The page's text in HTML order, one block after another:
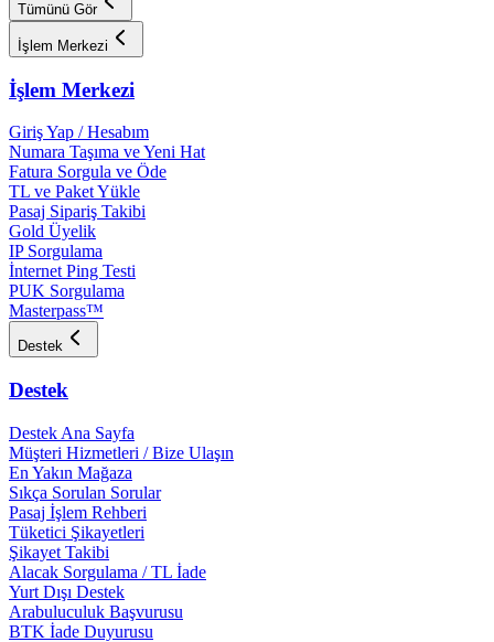
Tümünü Gör
İşlem Merkezi
İşlem Merkezi
Giriş Yap / Hesabım
Numara Taşıma ve Yeni Hat
Fatura Sorgula ve Öde
TL ve Paket Yükle
Pasaj Sipariş Takibi
Gold Üyelik
IP Sorgulama
İnternet Ping Testi
PUK Sorgulama
Masterpass™
Destek
Destek
Destek Ana Sayfa
Müşteri Hizmetleri / Bize Ulaşın
En Yakın Mağaza
Sıkça Sorulan Sorular
Pasaj İşlem Rehberi
Tüketici Şikayetleri
Şikayet Takibi
Alacak Sorgulama / TL İade
Yurt Dışı Destek
Arabuluculuk Başvurusu
BTK İade Duyurusu